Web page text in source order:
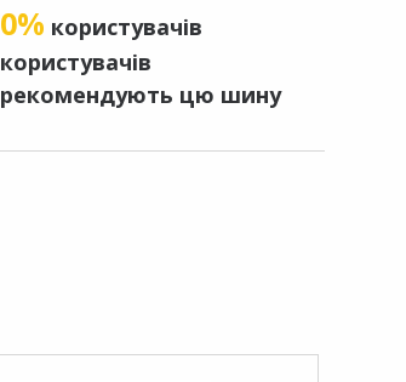
0% користувачів
користувачів
рекомендують цю шину